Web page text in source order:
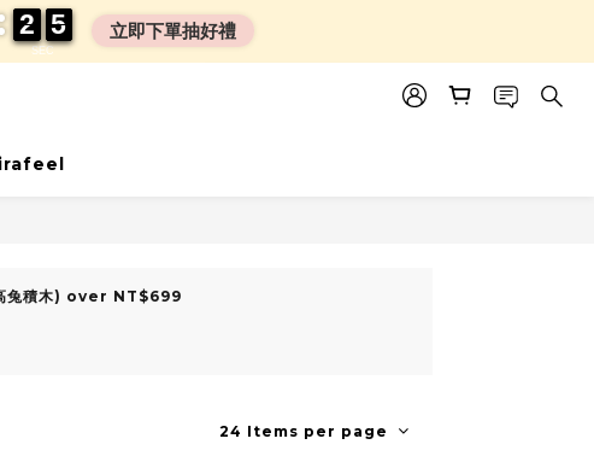
積木) over NT$699
24 Items per page
SEC
2
2
2
2 0
0
4
4
4
4 立即下單抽好禮